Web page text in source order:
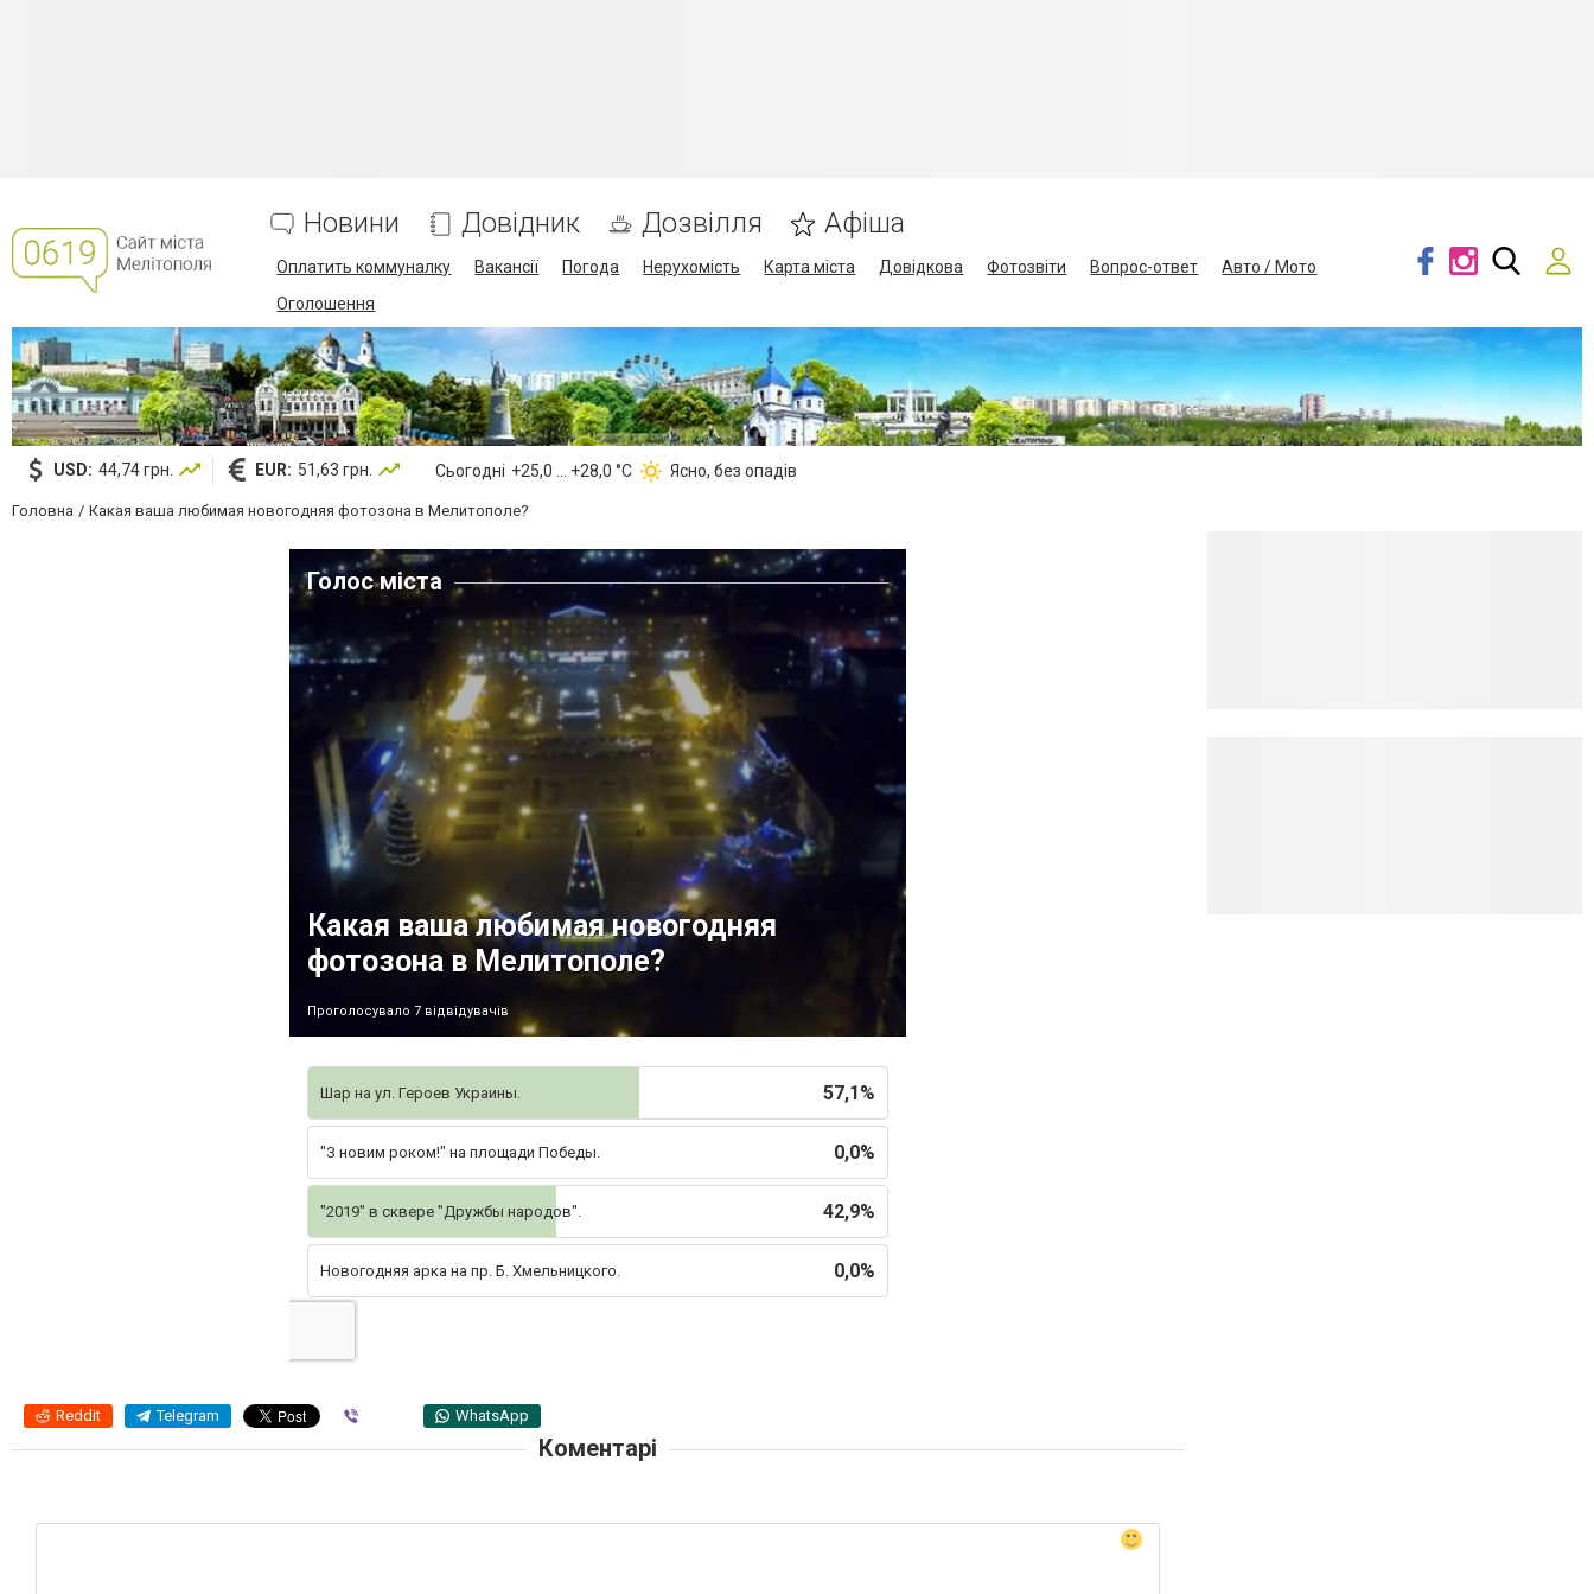
Новини Довідник Дозвілля Афіша
Оплатить коммуналку Вакансії Погода Нерухомість Карта міста Довідкова Фотозвіти Вопрос-ответ
Авто / Мото
Оголошення
USD: 44,74 грн. EUR: 51,63 грн. Сьогодні +25,0 ... +28,0 °С Ясно, без опадів
Головна Какая ваша любимая новогодняя фотозона в Мелитополе?
Голос міста
Какая ваша любимая новогодняя
фотозона в Мелитополе?
Проголосувало 7 відвідувачів
57,1%
Шар на ул. Героев Украины.
0,0%
"З новим роком!" на площади Победы.
42,9%
"2019" в сквере "Дружбы народов".
0,0%
Новогодняя арка на пр. Б. Хмельницкого.
Reddit Telegram WhatsApp
Коментарі